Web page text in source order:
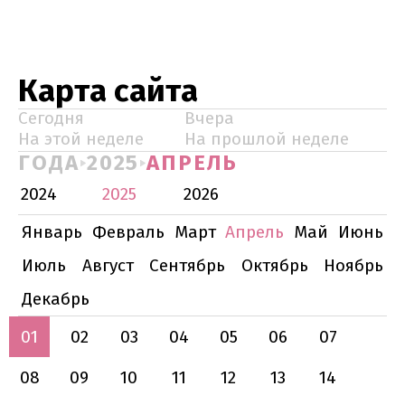
Карта сайта
Сегодня
Вчера
На этой неделе
На прошлой неделе
ГОДА 2025 АПРЕЛЬ
2024 2025
2026
Январь Февраль Март Апрель Май
Июнь
Июль
Август Сентябрь Октябрь
Ноябрь
Декабрь
01
02 03 04 05 06
07
08
09 10 11 12 13 14